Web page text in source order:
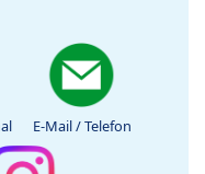
E-Mail / Telefon